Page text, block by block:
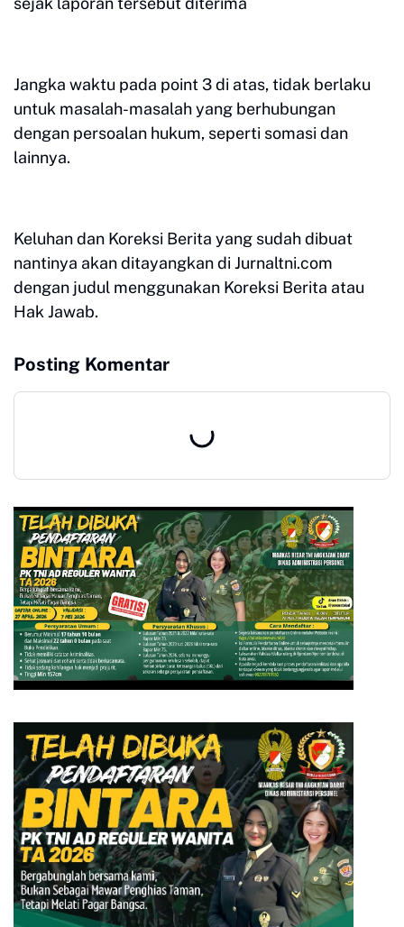
Jangka waktu pada point 3 di atas, tidak berlaku
untuk masalah-masalah yang berhubungan
dengan persoalan hukum, seperti somasi dan
lainnya.
Keluhan dan Koreksi Berita yang sudah dibuat
nantinya akan ditayangkan di Jurnaltni.com
dengan judul menggunakan Koreksi Berita atau
Hak Jawab.
Posting Komentar